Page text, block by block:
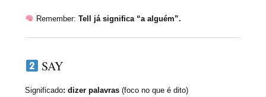
Remember:Tell já significa “a alguém”.
SAY
Significado: dizer palavras (foco no que é dito)